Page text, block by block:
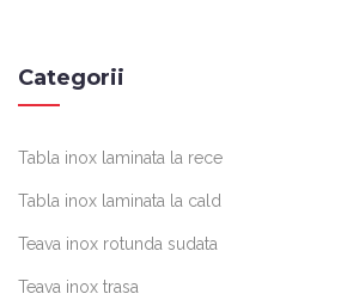
Categorii
Tabla inox laminata la rece
Tabla inox laminata la cald
Teava inox rotunda sudata
Teava inox trasa